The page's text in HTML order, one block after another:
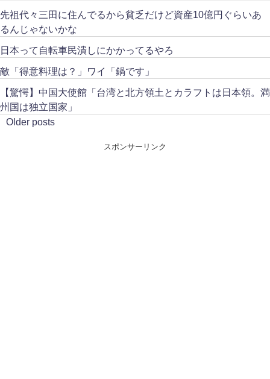
先祖代々三田に住んでるから貧乏だけど資産10億円ぐらいあ
るんじゃないかな
日本って自転車民潰しにかかってるやろ
敵「得意料理は？」ワイ「鍋です」
【驚愕】中国大使館「台湾と北方領土とカラフトは日本領。満
州国は独立国家」
Older posts
スポンサーリンク